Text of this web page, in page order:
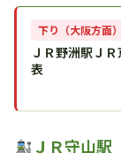
下り（大阪方面）
ＪＲ野洲駅Ｊ
表
ＪＲ守山駅